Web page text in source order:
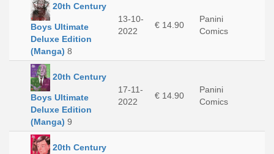
20th Century
Boys Ultimate
Deluxe Edition
(Manga) 8
13-10-
2022
€ 14.90
Panini
Comics
20th Century
Boys Ultimate
Deluxe Edition
(Manga) 9
17-11-
2022
€ 14.90
Panini
Comics
20th Century